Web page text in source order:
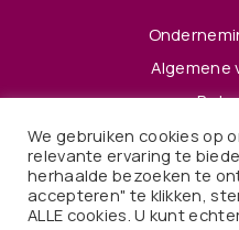
Algemene
We gebruiken cookies op
relevante ervaring te
herhaalde bezoeken te
accepteren" te klikken,
ALLE cookies. U kunt